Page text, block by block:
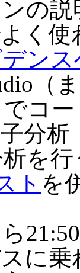
の
く
ン
（
コ
分
を
ト を
に